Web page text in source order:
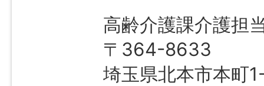
高齢介護課介護担
〒364-8633
埼玉県北本市本町